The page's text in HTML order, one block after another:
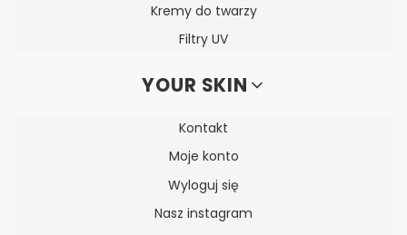
Kremy do twarzy
Filtry UV
YOUR SKIN
Kontakt
Moje konto
Wyloguj się
Nasz instagram